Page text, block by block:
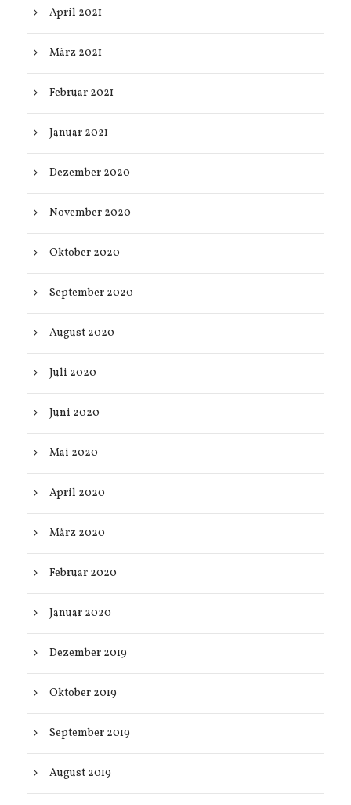
April 2021
März 2021
Februar 2021
Januar 2021
Dezember 2020
November 2020
Oktober 2020
September 2020
August 2020
Juli 2020
Juni 2020
Mai 2020
April 2020
März 2020
Februar 2020
Januar 2020
Dezember 2019
Oktober 2019
September 2019
August 2019